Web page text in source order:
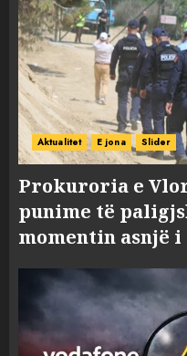
Aktualitet E jona Slider
Prokuroria e
punime të
momentin asnjë